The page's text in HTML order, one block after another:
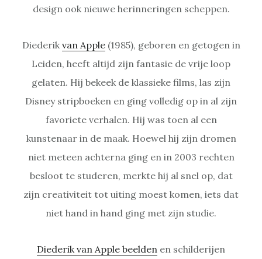
design ook nieuwe herinneringen scheppen.
Diederik van Apple(1985), geboren en getogen in
Leiden, heeft altijd zijn fantasie de vrije loop
gelaten. Hij bekeek de klassieke films, las zijn
Disney stripboeken en ging volledig op in al zijn
favoriete verhalen. Hij was toen al een
kunstenaar in de maak. Hoewel hij zijn dromen
niet meteen achterna ging en in 2003 rechten
besloot te studeren, merkte hij al snel op, dat
zijn creativiteit tot uiting moest komen, iets dat
niet hand in hand ging met zijn studie.
Diederik van Apple beelden en schilderijen